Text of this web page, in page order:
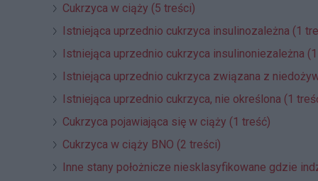
Cukrzyca w ciąży (5 treści)
Istniejąca uprzednio cukrzyca insulinozależna (1
Istniejąca uprzednio cukrzyca insulinoniezależna
Istniejąca uprzednio cukrzyca związana z
Istniejąca uprzednio cukrzyca, nie określona (1
Cukrzyca pojawiająca się w ciąży (1 treść)
Cukrzyca w ciąży BNO (2 treści)
Inne stany położnicze niesklasyfikowane gdzie